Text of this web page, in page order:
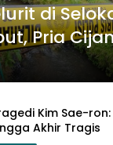
di
Pria
Kim Sae-
Akhir Tragis